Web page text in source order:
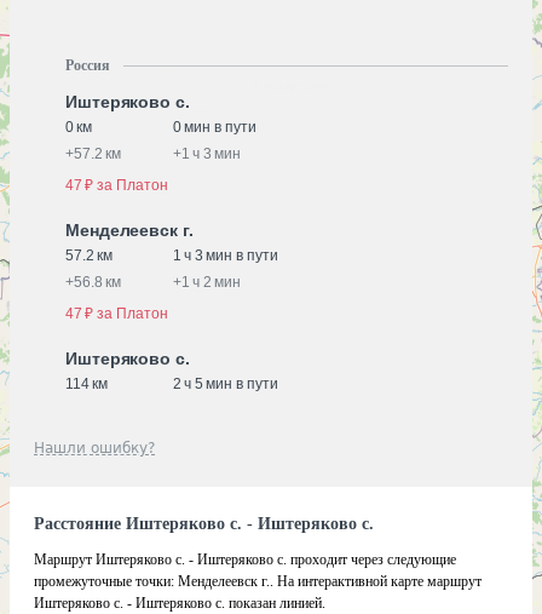
Россия
Иштеряково с.
0 км
0 мин в пути
+57.2 км +1 ч 3 мин
47 ₽ за Платон
Менделеевск г.
57.2 км
1 ч 3 мин в пути
+56.8 км +1 ч 2 мин
47 ₽ за Платон
Иштеряково с.
114 км 2 ч 5 мин в пути
Нашли ошибку?
Расстояние Иштеряково с. - Иштеряково с.
Маршрут Иштеряково с. - Иштеряково с. проходит через следующие
промежуточные точки: Менделеевск г.. На интерактивной карте маршрут
Иштеряково с. - Иштеряково с. показан линией.